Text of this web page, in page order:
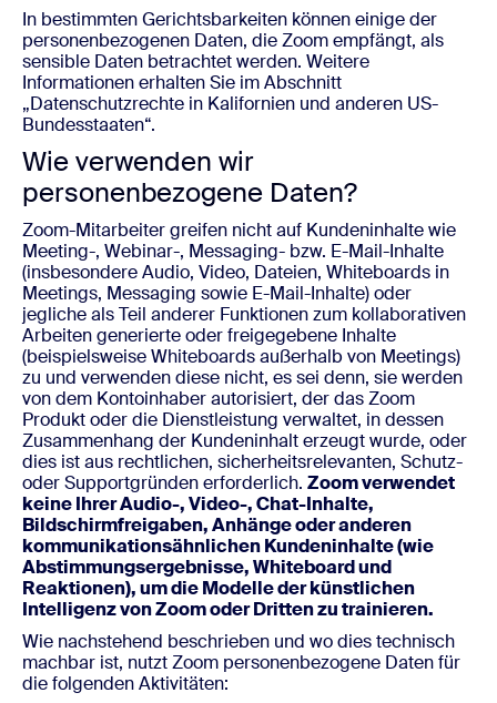
In bestimmten Gerichtsbarkeiten können einige der
personenbezogenen Daten, die Zoom empfängt, als
sensible Daten betrachtet werden. Weitere
Informationen erhalten Sie im Abschnitt
„Datenschutzrechte in Kalifornien und anderen US-
Bundesstaaten“.
Wie verwenden wir
personenbezogene Daten?
Zoom-Mitarbeiter greifen nicht auf Kundeninhalte wie
Meeting-, Webinar-, Messaging- bzw. E-Mail-Inhalte
(insbesondere Audio, Video, Dateien, Whiteboards in
Meetings, Messaging sowie E-Mail-Inhalte) oder
jegliche als Teil anderer Funktionen zum kollaborativen
Arbeiten generierte oder freigegebene Inhalte
(beispielsweise Whiteboards außerhalb von Meetings)
zu und verwenden diese nicht, es sei denn, sie werden
von dem Kontoinhaber autorisiert, der das Zoom
Produkt oder die Dienstleistung verwaltet, in dessen
Zusammenhang der Kundeninhalt erzeugt wurde, oder
dies ist aus rechtlichen, sicherheitsrelevanten, Schutz-
oder Supportgründen erforderlich. Zoom verwendet
keine Ihrer Audio-, Video-, Chat-Inhalte,
Bildschirmfreigaben, Anhänge oder anderen
kommunikationsähnlichen Kundeninhalte (wie
Abstimmungsergebnisse, Whiteboard und
Reaktionen), um die Modelle der künstlichen
Intelligenz von Zoom oder Dritten zu trainieren.
Wie nachstehend beschrieben und wo dies technisch
machbar ist, nutzt Zoom personenbezogene Daten für
die folgenden Aktivitäten: